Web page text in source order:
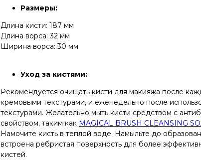
Размеры:
Длина кисти: 187 мм
Длина ворса: 32 мм
Ширина ворса: 30 мм
Уход за кистями:
Рекомендуется очищать кисти для макияжа после
кремовыми текстурами, и еженедельно после
текстурами. Желательно мыть кисти средством с
свойством, таким как MAGICAL BRUSH CLEANSING
Намочите кисть в теплой воде. Намыльте до
встроена ребристая поверхность для более
кистей.